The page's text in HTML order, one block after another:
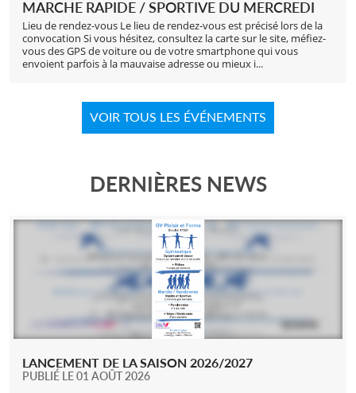
MARCHE RAPIDE / SPORTIVE DU MERCREDI
Lieu de rendez-vous Le lieu de rendez-vous est précisé lors de la
convocation Si vous hésitez, consultez la carte sur le site, méfiez-
vous des GPS de voiture ou de votre smartphone qui vous
envoient parfois à la mauvaise adresse ou mieux i...
VOIR TOUS LES ÉVÉNEMENTS
DERNIÈRES NEWS
LANCEMENT DE LA SAISON 2026/2027
PUBLIÉ LE 01 AOÛT 2026